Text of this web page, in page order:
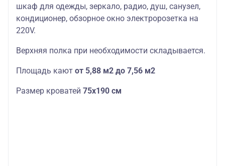
шкаф для одежды, зеркало, радио, душ, санузел,
кондиционер, обзорное окно электророзетка на
220V.
Верхняя полка при необходимости складывается.
Площадь кают от 5,88 м2 до 7,56 м2
Размер кроватей 75х190 см